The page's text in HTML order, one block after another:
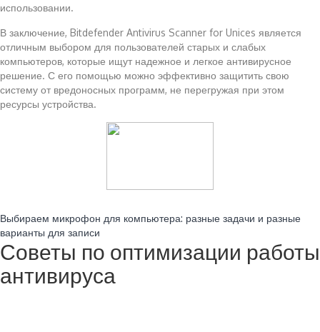
использовании.
В заключение, Bitdefender Antivirus Scanner for Unices является
отличным выбором для пользователей старых и слабых
компьютеров, которые ищут надежное и легкое антивирусное
решение. С его помощью можно эффективно защитить свою
систему от вредоносных программ, не перегружая при этом
ресурсы устройства.
Выбираем микрофон для компьютера: разные задачи и разные
варианты для записи
Советы по оптимизации работы
антивируса